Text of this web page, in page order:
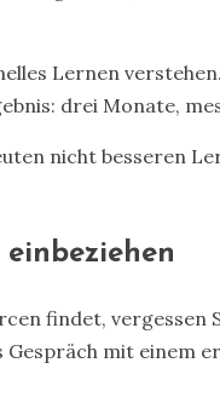
Lernen
drei Monate,
nicht besseren
findet, vergessen
Gespräch mit einem